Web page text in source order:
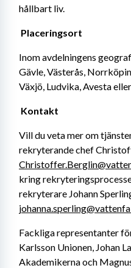
hållbart liv.
Placeringsort
Inom avdelningens
Gävle, Västerås,
Växjö, Ludvika, Avesta
Kontakt
Vill du veta mer om
kring
Fackliga representanter
Karlsson Unionen, Johan
Akademikerna och